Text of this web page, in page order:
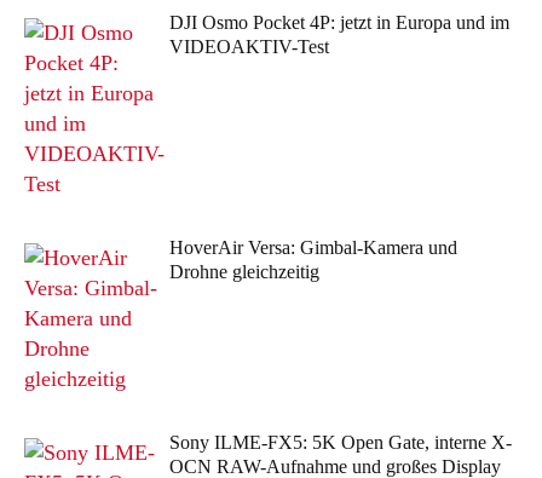
DJI Osmo Pocket 4P: jetzt in Europa und im
VIDEOAKTIV-Test
HoverAir Versa: Gimbal-Kamera und
Drohne gleichzeitig
Sony ILME-FX5: 5K Open Gate, interne X-
OCN RAW-Aufnahme und großes Display